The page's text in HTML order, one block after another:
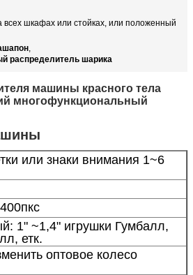
всех шкафах или стойках, или положенный
,
распределитель шарика
машины красного тела
многофункциональный
или знаки внимания 1~6
1" ~1,4" игрушки Гумбалл,
етк.
оптовое колесо